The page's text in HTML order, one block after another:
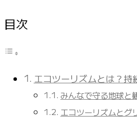
目次
エコツーリズムとは？
みんなで守る地球と
エコツーリズムとグ